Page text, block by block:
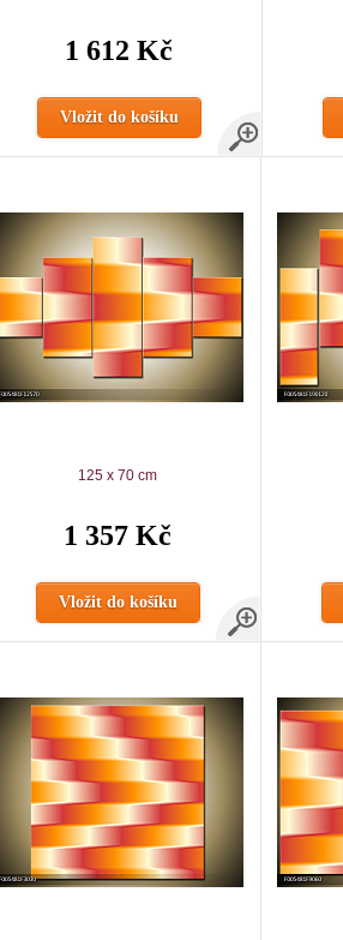
1 612 Kč
Vložit do košíku
125 x 70 cm
1 357 Kč
Vložit do košíku